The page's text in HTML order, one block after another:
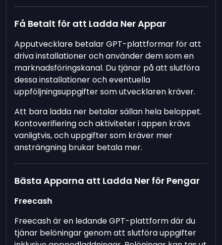
Få Betalt för att Ladda Ner Appar
Apputvecklare betalar GPT-plattformar för att
driva installationer och använder dem som en
marknadsföringskanal. Du tjänar på att slutföra
dessa installationer och eventuella
uppföljningsuppgifter som utvecklaren kräver.
Att bara ladda ner betalar sällan hela beloppet.
Kontoverifiering och aktiviteter i appen krävs
vanligtvis, och uppgifter som kräver mer
ansträngning brukar betala mer.
Bästa Apparna att Ladda Ner för Pengar
Freecash
Freecash är en ledande GPT-plattform där du
tjänar belöningar genom att slutföra uppgifter